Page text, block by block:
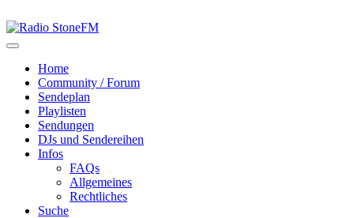
Home
Community / Forum
Sendeplan
Playlisten
Sendungen
DJs und Sendereihen
Infos
FAQs
Allgemeines
Rechtliches
Suche